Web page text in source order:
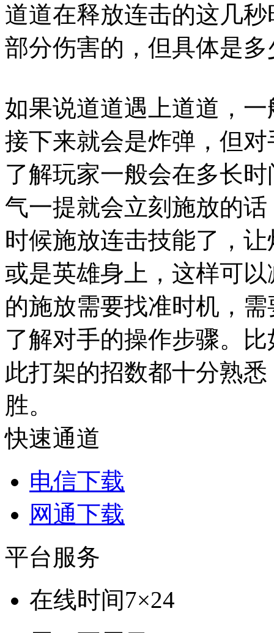
道道在释放连击的这几
部分伤害的，但具体是
如果说道道遇上道道，
接下来就会是炸弹，但
了解玩家一般会在多长
气一提就会立刻施放的
时候施放连击技能了，
或是英雄身上，这样可
的施放需要找准时机，
了解对手的操作步骤。
此打架的招数都十分熟
胜。
快速通道
电信下载
网通下载
平台服务
在线时间7×24